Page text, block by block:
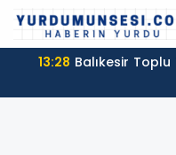
13:28